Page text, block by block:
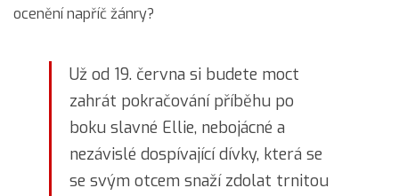
ocenění napříč žánry?
Už od 19. června si budete moct
zahrát pokračování příběhu po
boku slavné Ellie, nebojácné a
nezávislé dospívající dívky, která se
se svým otcem snaží zdolat trnitou